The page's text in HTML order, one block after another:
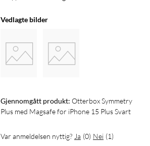
Vedlagte bilder
Gjennomgått produkt: Otterbox Symmetry
Plus med Magsafe for iPhone 15 Plus Svart
Var anmeldelsen nyttig? Ja (0) Nei (1)